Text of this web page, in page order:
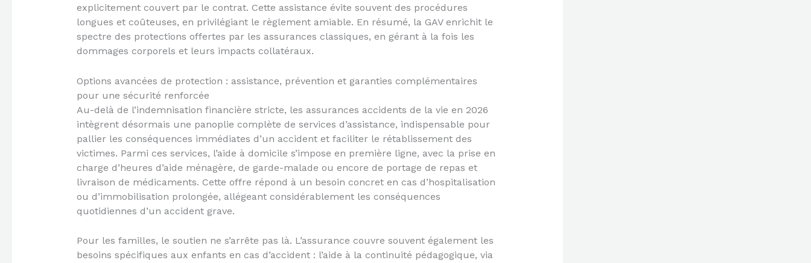
explicitement couvert par le contrat. Cette assistance évite souvent des procédures
longues et coûteuses, en privilégiant le règlement amiable. En résumé, la GAV enrichit le
spectre des protections offertes par les assurances classiques, en gérant à la fois les
dommages corporels et leurs impacts collatéraux.
Options avancées de protection : assistance, prévention et garanties complémentaires
pour une sécurité renforcée
Au-delà de l’indemnisation financière stricte, les assurances accidents de la vie en 2026
intègrent désormais une panoplie complète de services d’assistance, indispensable pour
pallier les conséquences immédiates d’un accident et faciliter le rétablissement des
victimes. Parmi ces services, l’aide à domicile s’impose en première ligne, avec la prise en
charge d’heures d’aide ménagère, de garde-malade ou encore de portage de repas et
livraison de médicaments. Cette offre répond à un besoin concret en cas d’hospitalisation
ou d’immobilisation prolongée, allégeant considérablement les conséquences
quotidiennes d’un accident grave.
Pour les familles, le soutien ne s’arrête pas là. L’assurance couvre souvent également les
besoins spécifiques aux enfants en cas d’accident : l’aide à la continuité pédagogique, via